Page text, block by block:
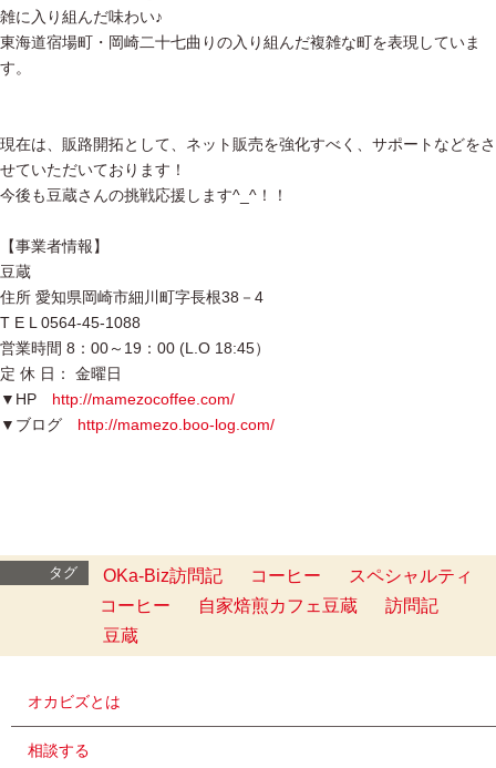
雑に入り組んだ味わい♪
東海道宿場町・岡崎二十七曲りの入り組んだ複雑な町を表現していま
す。
現在は、販路開拓として、ネット販売を強化すべく、サポートなどをさ
せていただいております！
今後も豆蔵さんの挑戦応援します^_^！！
【事業者情報】
豆蔵
住所 愛知県岡崎市細川町字長根38－4
T E L 0564-45-1088
営業時間 8：00～19：00 (L.O 18:45）
定 休 日： 金曜日
▼HP http://mamezocoffee.com/
▼ブログ http://mamezo.boo-log.com/
タグ OKa-Biz訪問記 コーヒー
スペシャルティ
コーヒー
自家焙煎カフェ豆蔵
訪問記
豆蔵
オカビズとは
相談する